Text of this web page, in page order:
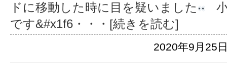
ドに移動した時に目を疑いました
です&#x1f6 ・・・[続きを読む]
2020年9月25